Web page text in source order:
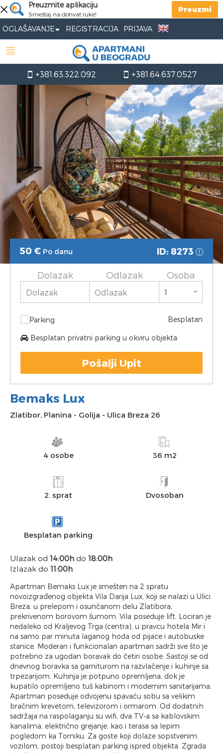
Preuzmite aplikaciju
Smeštaj na dohvat ruke!
Preuzmi
OGLAŠAVANJE REGISTRACIJA PRIJAVA
+381.63.322.092 +381.64.637.0527
50 € Po danu ID: 8273
Dolazak Odlazak Osoba
Parking Besplatan
Besplatan privatni parking u okviru objekta
Pošalji Upit
Bemaks Lux
Zlatibor, Planina - Golija - Ulica Breza 26
4 osobe 36 m2
2. sprat Dvosoban
Besplatan parking
Ulazak od 14:00h do 18:00h
Izlazak do 11:00h
Apartman Bemaks Lux je smešten na 2 spratu
novoizgrađenog objekta Vila Darija Lux, koji se nalazi u Ulici
Breza, u prelepom i osunčanom delu Zlatibora,
prekrivenom borovom šumom. Vila poseduje lift. Lociran je
nedaleko od Kraljevog Trga (centra), u pravcu hotela Mir i
na samo par minuta laganog hoda od pijace i autobuske
stanice. Moderan i funkcionalan apartman sadrži sve što je
potrebno za ugodan boravak do četiri osobe. Sastoji se od
dnevnog boravka sa garniturom na razvlačenje i kuhinje sa
trpezarijom. Kuhinja je potpuno opremljena, dok je
kupatilo opremljeno tuš kabinom i modernim sanitarijama.
Apartman poseduje odvojenu spavaću sobu sa velikim
bračnim krevetom, televizorom i ormarom. Od dodatnih
sadržaja na raspolaganju su wifi, dva TV-a sa kablovskim
kanalima, električno grejanje, kao i terasa sa lepim
pogledom ka Torniku. Za goste koji dolaze sopstvenim
vozilom, postoji besplatan parking ispred objekta. Zgrada